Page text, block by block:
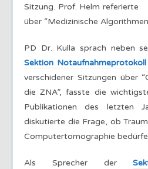
Sitzung. Prof. Helm referierte
über “Medizinische
PD Dr. Kulla sprach neben
Sektion Notaufnahmeprotokoll
verschidener Sitzungen über
die ZNA”, fasste die
Publikationen des letzten
diskutierte die Frage, ob
Computertomographie
Als Sprecher der